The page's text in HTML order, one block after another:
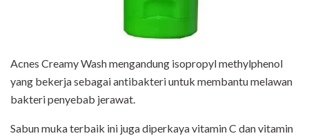
Acnes Creamy Wash mengandung isopropyl methylphenol
yang bekerja sebagai antibakteri untuk membantu melawan
bakteri penyebab jerawat.
Sabun muka terbaik ini juga diperkaya vitamin C dan vitamin